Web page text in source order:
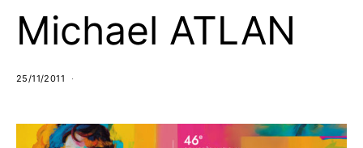
Michael ATLAN
25/11/2011